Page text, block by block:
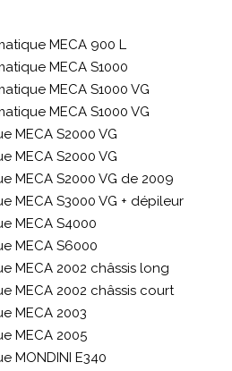
MECA 900 L
MECA S1000
MECA S1000 VG
MECA S1000 VG
MECA S2000 VG
MECA S2000 VG
MECA S2000 VG de 2009
MECA S3000 VG + dépileur
MECA S4000
MECA S6000
MECA 2002 châssis long
MECA 2002 châssis court
MECA 2003
MECA 2005
MONDINI E340